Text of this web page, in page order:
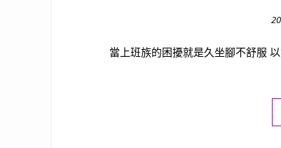
當上班族的困擾就是久坐腳不舒服